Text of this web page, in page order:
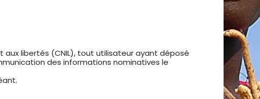
aux libertés (CNIL), tout utilisateur ayant déposé
des informations nominatives le